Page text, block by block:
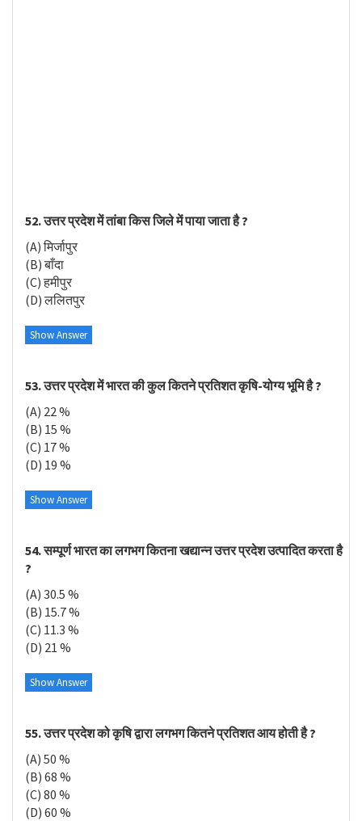
52. उत्तर प्रदेश में तांबा किस जिले में पाया जाता है ?
(A) मिर्जापुर
(B) बाँदा
(C) हमीपुर
(D) ललितपुर
Show Answer
53. उत्तर प्रदेश में भारत की कुल कितने प्रतिशत कृषि-योग्य भूमि है ?
(A) 22 %
(B) 15 %
(C) 17 %
(D) 19 %
Show Answer
54. सम्पूर्ण भारत का लगभग कितना खद्यान्न उत्तर प्रदेश उत्पादित करता है
?
(A) 30.5 %
(B) 15.7 %
(C) 11.3 %
(D) 21 %
Show Answer
55. उत्तर प्रदेश को कृषि द्वारा लगभग कितने प्रतिशत आय होती है ?
(A) 50 %
(B) 68 %
(C) 80 %
(D) 60 %